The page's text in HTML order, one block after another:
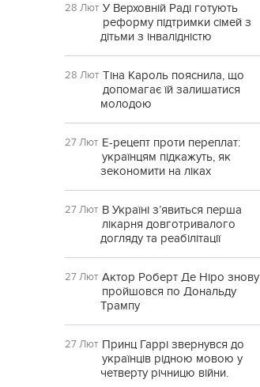
28 Лют У Верховній Раді готують
реформу підтримки сімей з
дітьми з інвалідністю
28 Лют Тіна Кароль пояснила, що
допомагає їй залишатися
молодою
27 Лют Е-рецепт проти переплат:
українцям підкажуть, як
зекономити на ліках
27 Лют В Україні з’явиться перша
лікарня довготривалого
догляду та реабілітації
27 Лют Актор Роберт Де Ніро знову
пройшовся по Дональду
Трампу
27 Лют Принц Гаррі звернувся до
українців рідною мовою у
четверту річницю війни.